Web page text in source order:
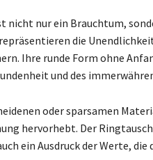
nicht nur ein Brauchtum,
die
Ihre runde Form ohne
und des
oder sparsamen
hervorhebt. Der
ein Ausdruck der Werte, die